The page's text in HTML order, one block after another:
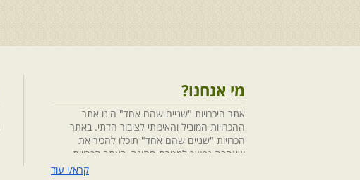
מי אנחנו?
אתר היכרויות "שניים שהם אחד" הינו אתר
ההכרויות המוביל והאיכותי לציבור הדתי. באתר
הכרויות "שניים שהם אחד" תוכלו להכיר את
שאהבה נפשך למטרת חתונה, באתר הכרויות
"שניים שהם אחד" הושקעו מחשבה ומאמציםקרא/י עוד